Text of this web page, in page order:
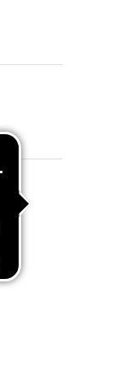
andere Farbe